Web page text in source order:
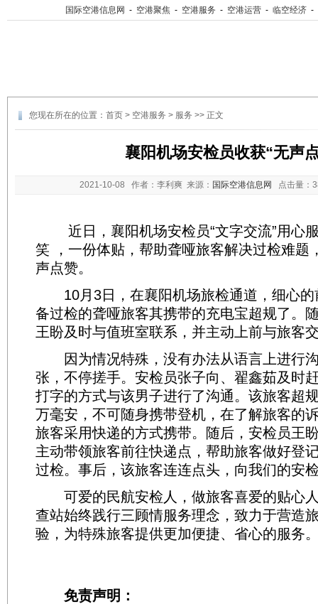
国际空港信息网 - 空港聚焦 - 空港服务 - 空港运营 - 临空经济 -
您现在所在的位置： 首页 > 空港服务 > 服务 >> 正文
襄阳机场安检员收获“无声
2021-10-08 作者：李利爽 来源： 国际空港信息网 点击量：
近日，襄阳机场安检员“文字交流”用心
笑 ，一份体贴，帮助聋哑旅客解决过检难题
声点赞。
10月3日，在襄阳机场旅检通道，细心的
备过检的聋哑旅客其携带的充电宝超规了。
王盼及时与值班室联系，并主动上前与旅客
因为情况特殊，没有办法从语言上进行
张，不停搓手。安检员张子向、翟鑫茹及时
打字的方式与该男子进行了沟通。该旅客超
万毫安，不可随身携带登机，在了解旅客的
旅客采用快递的方式携带。随后，安检员王
主动带领旅客前往快递点，帮助旅客做好登
过检。事后，该旅客连连点头，向我们的安
可爱的民航安检人，做旅客喜爱的贴心
查站始终践行三顾情服务理念，致力于营造
验，为特殊旅客提供更加便捷、省心的服务
免责声明：